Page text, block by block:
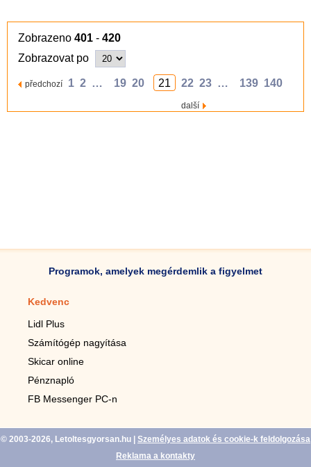
Zobrazeno 401 - 420
Zobrazovat po
předchozí 1 2 … 19 20 21 22 23 … 139 140
další
Programok, amelyek megérdemlik a figyelmet
Kedvenc
Lidl Plus
Számítógép nagyítása
Skicar online
Pénznapló
FB Messenger PC-n
© 2003-2026, Letoltesgyorsan.hu
Személyes adatok és cookie-k feldolgozása
Reklama a kontakty